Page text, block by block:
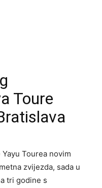
Toure
Tourea novim
zvijezda, sada u
tri godine s